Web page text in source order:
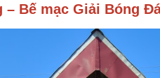
Bế mạc Giải Bóng